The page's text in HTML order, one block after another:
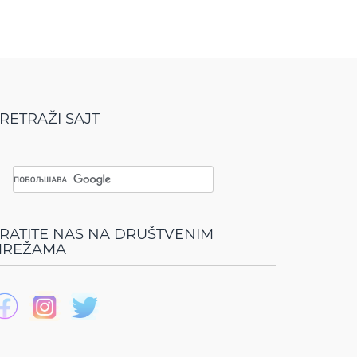
SAJT
NAS NA DRUŠTVENIM